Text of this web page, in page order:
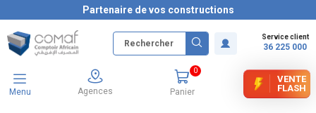
Partenaire de vos constructions
Service client
36 225 000
Menu Agences Panier
0
VENTE
FLASH